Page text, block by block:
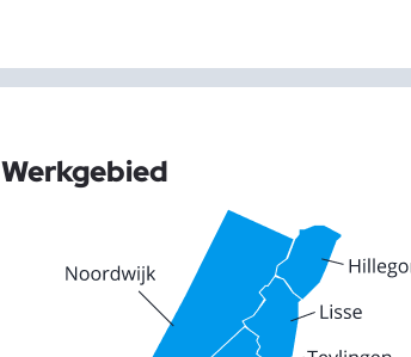
Werkgebied